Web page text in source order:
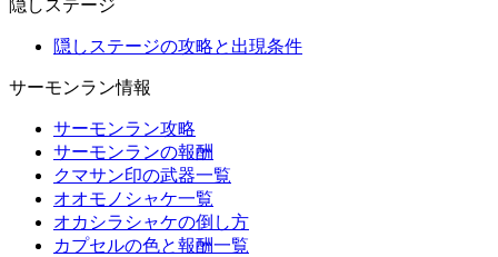
隠しステージ
隠しステージの攻略と出現条件
サーモンラン情報
サーモンラン攻略
サーモンランの報酬
クマサン印の武器一覧
オオモノシャケ一覧
オカシラシャケの倒し方
カプセルの色と報酬一覧